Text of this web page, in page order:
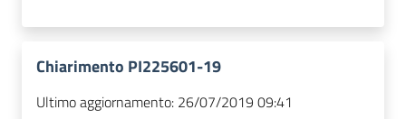
Chiarimento PI225601-19
Ultimo aggiornamento: 26/07/2019 09:41